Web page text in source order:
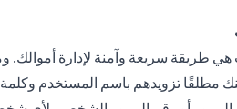
طريقة سريعة وآمنة لإدارة أموالك.
تزويدهم باسم المستخدم